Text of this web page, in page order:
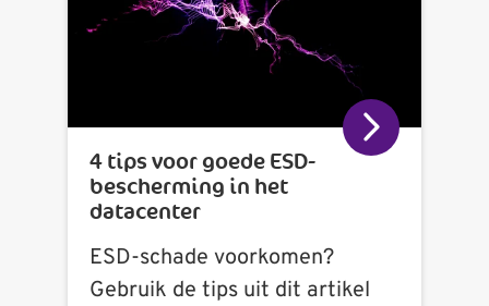
4 tips voor goede ESD-
bescherming in het
datacenter
ESD-schade voorkomen?
Gebruik de tips uit dit artikel